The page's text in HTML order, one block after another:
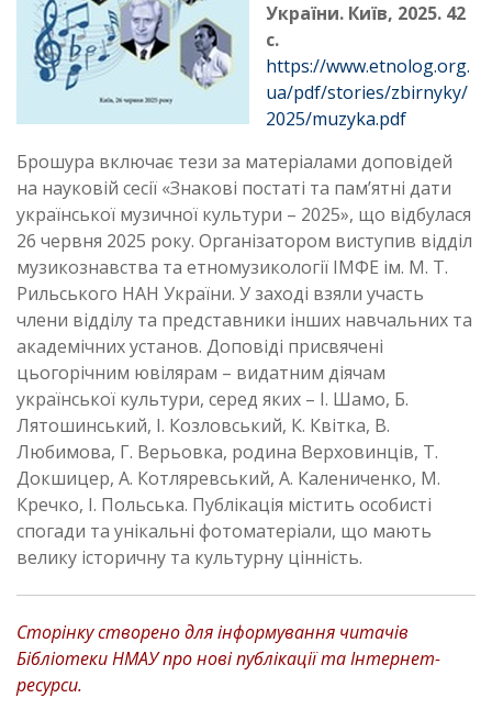
України. Київ, 2025. 42
с.
https://www.etnolog.org.
ua/pdf/stories/zbirnyky/
2025/muzyka.pdf
Брошура включає тези за матеріалами доповідей
на науковій сесії «Знакові постаті та пам’ятні дати
української музичної культури – 2025», що відбулася
26 червня 2025 року. Організатором виступив відділ
музикознавства та етномузикології ІМФЕ ім. М. Т.
Рильського НАН України. У заході взяли участь
члени відділу та представники інших навчальних та
академічних установ. Доповіді присвячені
цьогорічним ювілярам – видатним діячам
української культури, серед яких – І. Шамо, Б.
Лятошинський, І. Козловський, К. Квітка, В.
Любимова, Г. Верьовка, родина Верховинців, Т.
Докшицер, А. Котляревський, А. Калениченко, М.
Кречко, І. Польська. Публікація містить особисті
спогади та унікальні фотоматеріали, що мають
велику історичну та культурну цінність.
Сторінку створено для інформування читачів
Бібліотеки НМАУ про нові публікації та Інтернет-
ресурси.